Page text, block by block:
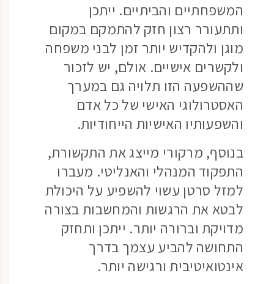
המשפחתיים והביתיים. ייתכן
ותתעורר רצון חזק להתמקם במקום
מוגן ולהקדיש יותר זמן לבני משפחה
ולקשרים אישיים. אולם, יש לזכור
שההשפעה הזו תלויה גם במערך
האסטרולוגי האישי של כל אדם
והשפעותיו האישיות הייחודיות.
בנוסף, מרקורי מייצג את התקשורת,
התפקוד המנהלי והאנליטי. מעברו
למזל סרטן עשוי להשפיע על היכולת
לבטא את הרגשות והמחשבות בצורה
מדויקת וברורה יותר. ייתכן ותחזק
התחושה להביע עצמך בדרך
אינטואיטיבית ורגישה יותר.